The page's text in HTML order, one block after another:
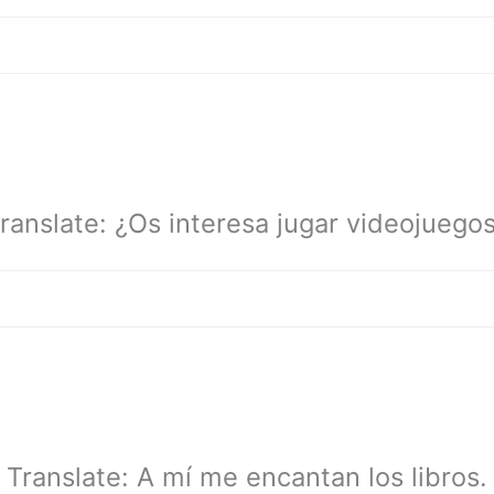
¿Os interesa jugar
Translate: A mí me encantan los libros.